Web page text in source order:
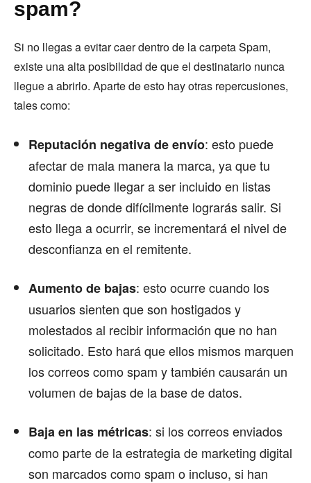
spam?
Si no llegas a evitar caer dentro de la carpeta Spam,
existe una alta posibilidad de que el destinatario nunca
llegue a abrirlo. Aparte de esto hay otras repercusiones,
tales como:
Reputación negativa de envío: esto puede
afectar de mala manera la marca, ya que tu
dominio puede llegar a ser incluido en listas
negras de donde difícilmente lograrás salir. Si
esto llega a ocurrir, se incrementará el nivel de
desconfianza en el remitente.
Aumento de bajas: esto ocurre cuando los
usuarios sienten que son hostigados y
molestados al recibir información que no han
solicitado. Esto hará que ellos mismos marquen
los correos como spam y también causarán un
volumen de bajas de la base de datos.
Baja en las métricas: si los correos enviados
como parte de la estrategia de marketing digital
son marcados como spam o incluso, si han